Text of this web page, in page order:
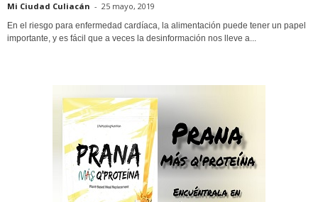
Mi Ciudad Culiacán - 25 mayo, 2019
En el riesgo para enfermedad cardíaca, la alimentación puede tener un papel
importante, y es fácil que a veces la desinformación nos lleve a...